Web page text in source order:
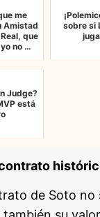
me
Amistad
que
no …
sobre si
Judge?
está
de Soto no